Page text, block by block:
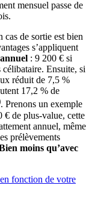
mensuel passe de
cas de sortie est bien
s’appliquent
: 9 200 € si
célibataire. Ensuite, si
réduit de 7,5 %
17,2 % de
. Prenons un exemple
€ de plus-value, cette
annuel, même
prélèvements
moins qu’avec
fonction de votre